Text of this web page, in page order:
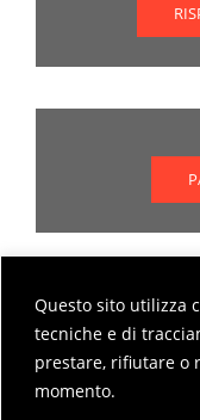
Questo sito utilizza
tecniche e di
prestare, rifiutare o
momento.
Scopri
MODALITÀ